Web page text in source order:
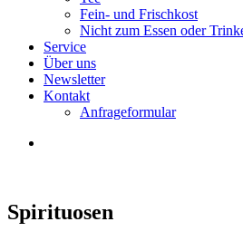
Fein- und Frischkost
Nicht zum Essen oder
Service
Über uns
Newsletter
Kontakt
Anfrageformular
Spirituosen